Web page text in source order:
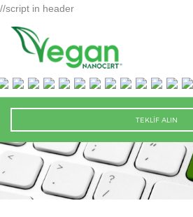
//script in header
TEKLİF ALIN